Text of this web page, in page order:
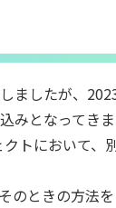
ましたが、
みとなってき
トにおいて
のときの方法